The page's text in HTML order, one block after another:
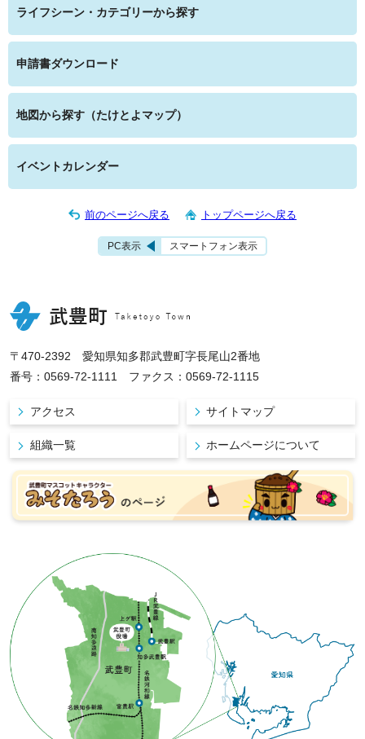
ライフシーン・カテゴリーから探す
申請書ダウンロード
地図から探す（たけとよマップ）
イベントカレンダー
前のページへ戻る トップページへ戻る
PC表示 スマートフォン表示
〒470-2392 愛知県知多郡武豊町字長尾山2番地
番号：0569-72-1111 ファクス：0569-72-1115
アクセス サイトマップ
組織一覧 ホームページについて